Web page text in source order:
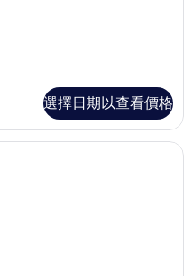
選擇日期以查看價格